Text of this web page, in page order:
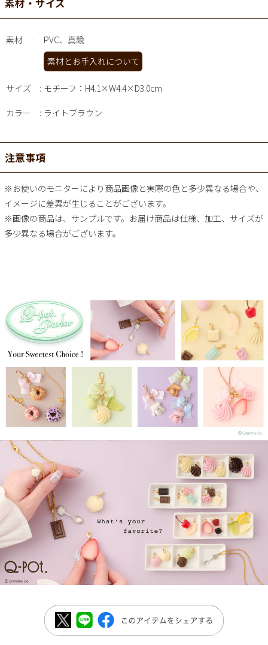
素材・サイズ
素材
PVC、真鍮
素材とお手入れについて
サイズ モチーフ：H4.1×W4.4×D3.0cm
カラー ライトブラウン
注意事項
※お使いのモニターにより商品画像と実際の色と多少異なる場合や、
イメージに差異が生じることがございます。
※画像の商品は、サンプルです。お届け商品は仕様、加工、サイズが
多少異なる場合がございます。